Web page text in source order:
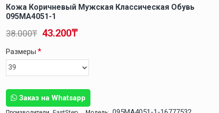
Кожа Коричневый Мужская Классическая Обувь
095MA4051-1
Заказ на Whatsapp
43.200₸
38.000₸
Размеры